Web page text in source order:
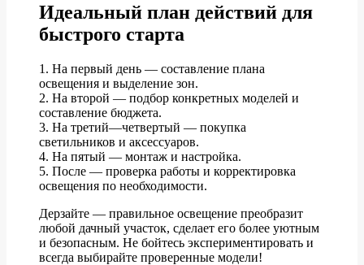
Идеальный план действий для
быстрого старта
1. На первый день — составление плана
освещения и выделение зон.
2. На второй — подбор конкретных моделей и
составление бюджета.
3. На третий—четвертый — покупка
светильников и аксессуаров.
4. На пятый — монтаж и настройка.
5. После — проверка работы и корректировка
освещения по необходимости.
Дерзайте — правильное освещение преобразит
любой дачный участок, сделает его более уютным
и безопасным. Не бойтесь экспериментировать и
всегда выбирайте проверенные модели!